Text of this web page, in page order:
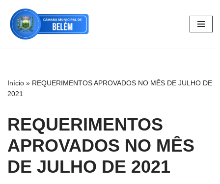
Pular
para
Início » REQUERIMENTOS APROVADOS NO MÊS DE JULHO DE
2021
REQUERIMENTOS
APROVADOS NO MÊS
DE JULHO DE 2021